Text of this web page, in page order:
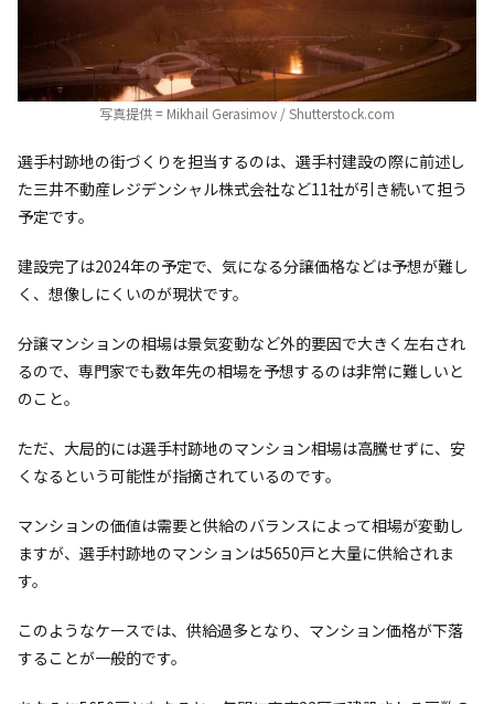
写真提供 = Mikhail Gerasimov / Shutterstock.com
選手村跡地の街づくりを担当するのは、選手村建設の際に前述し
た三井不動産レジデンシャル株式会社など11社が引き続いて担う
予定です。
建設完了は2024年の予定で、気になる分譲価格などは予想が難し
く、想像しにくいのが現状です。
分譲マンションの相場は景気変動など外的要因で大きく左右され
るので、専門家でも数年先の相場を予想するのは非常に難しいと
のこと。
ただ、大局的には選手村跡地のマンション相場は高騰せずに、安
くなるという可能性が指摘されているのです。
マンションの価値は需要と供給のバランスによって相場が変動し
ますが、選手村跡地のマンションは5650戸と大量に供給されま
す。
このようなケースでは、供給過多となり、マンション価格が下落
することが一般的です。